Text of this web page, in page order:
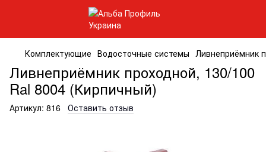
Комплектующие Водосточные системы Ливнеприёмник
Ливнеприёмник проходной, 130/100
Ral 8004 (Кирпичный)
Артикул: 816 Оставить отзыв